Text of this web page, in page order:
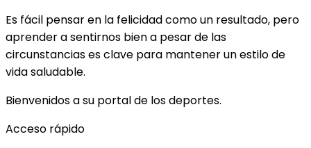
Es fácil pensar en la felicidad como un resultado, pero
aprender a sentirnos bien a pesar de las
circunstancias es clave para mantener un estilo de
vida saludable.
Bienvenidos a su portal de los deportes.
Acceso rápido